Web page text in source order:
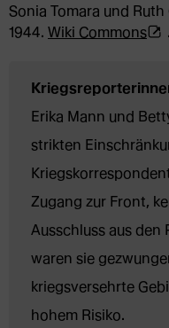
Sonia Tomara und
1944. Wiki Commons
in
.
Erika Mann und
strikten
Zugang zur Front,
Ausschluss aus den
waren sie
kriegsversehrte
hohem Risiko.